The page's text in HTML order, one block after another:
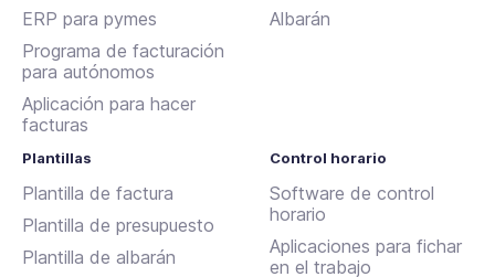
ERP para pymes
Programa de facturación
para autónomos
Aplicación para hacer
facturas
Albarán
Plantillas
Plantilla de factura
Plantilla de presupuesto
Plantilla de albarán
Control horario
Software de control
horario
Aplicaciones para fichar
en el trabajo